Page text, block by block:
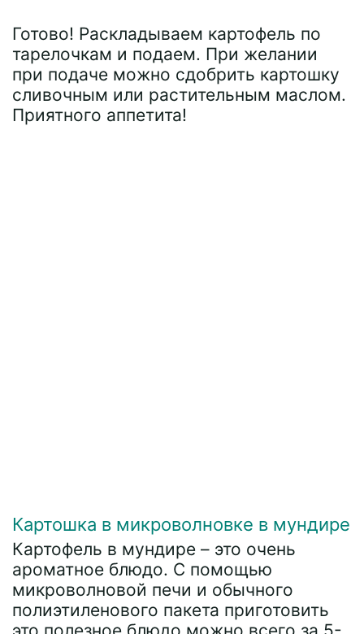
Готово! Раскладываем картофель по
тарелочкам и подаем. При желании
при подаче можно сдобрить картошку
сливочным или растительным маслом.
Приятного аппетита!
Картошка в микроволновке в мундире
Картофель в мундире – это очень
ароматное блюдо. С помощью
микроволновой печи и обычного
полиэтиленового пакета приготовить